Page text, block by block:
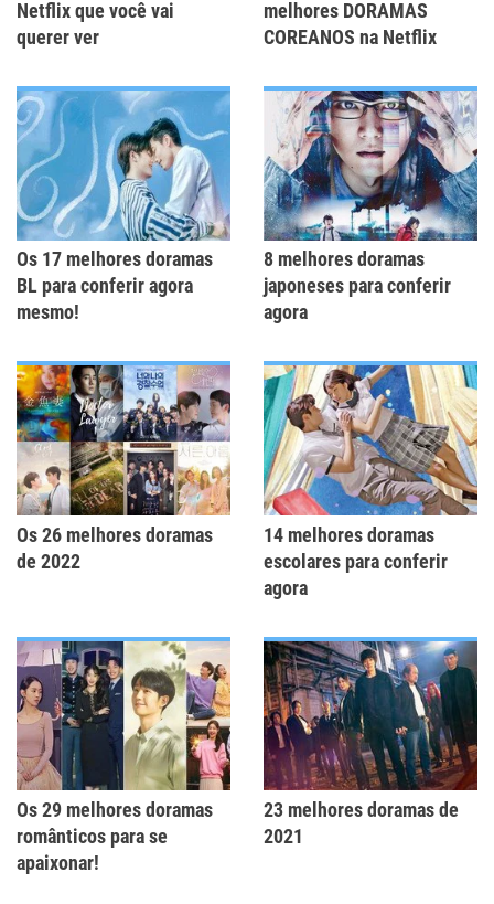
Netflix que você vai
querer ver
melhores DORAMAS
COREANOS na Netflix
Os 17 melhores doramas
BL para conferir agora
mesmo!
8 melhores doramas
japoneses para conferir
agora
Os 26 melhores doramas
de 2022
14 melhores doramas
escolares para conferir
agora
Os 29 melhores doramas
românticos para se
apaixonar!
23 melhores doramas de
2021